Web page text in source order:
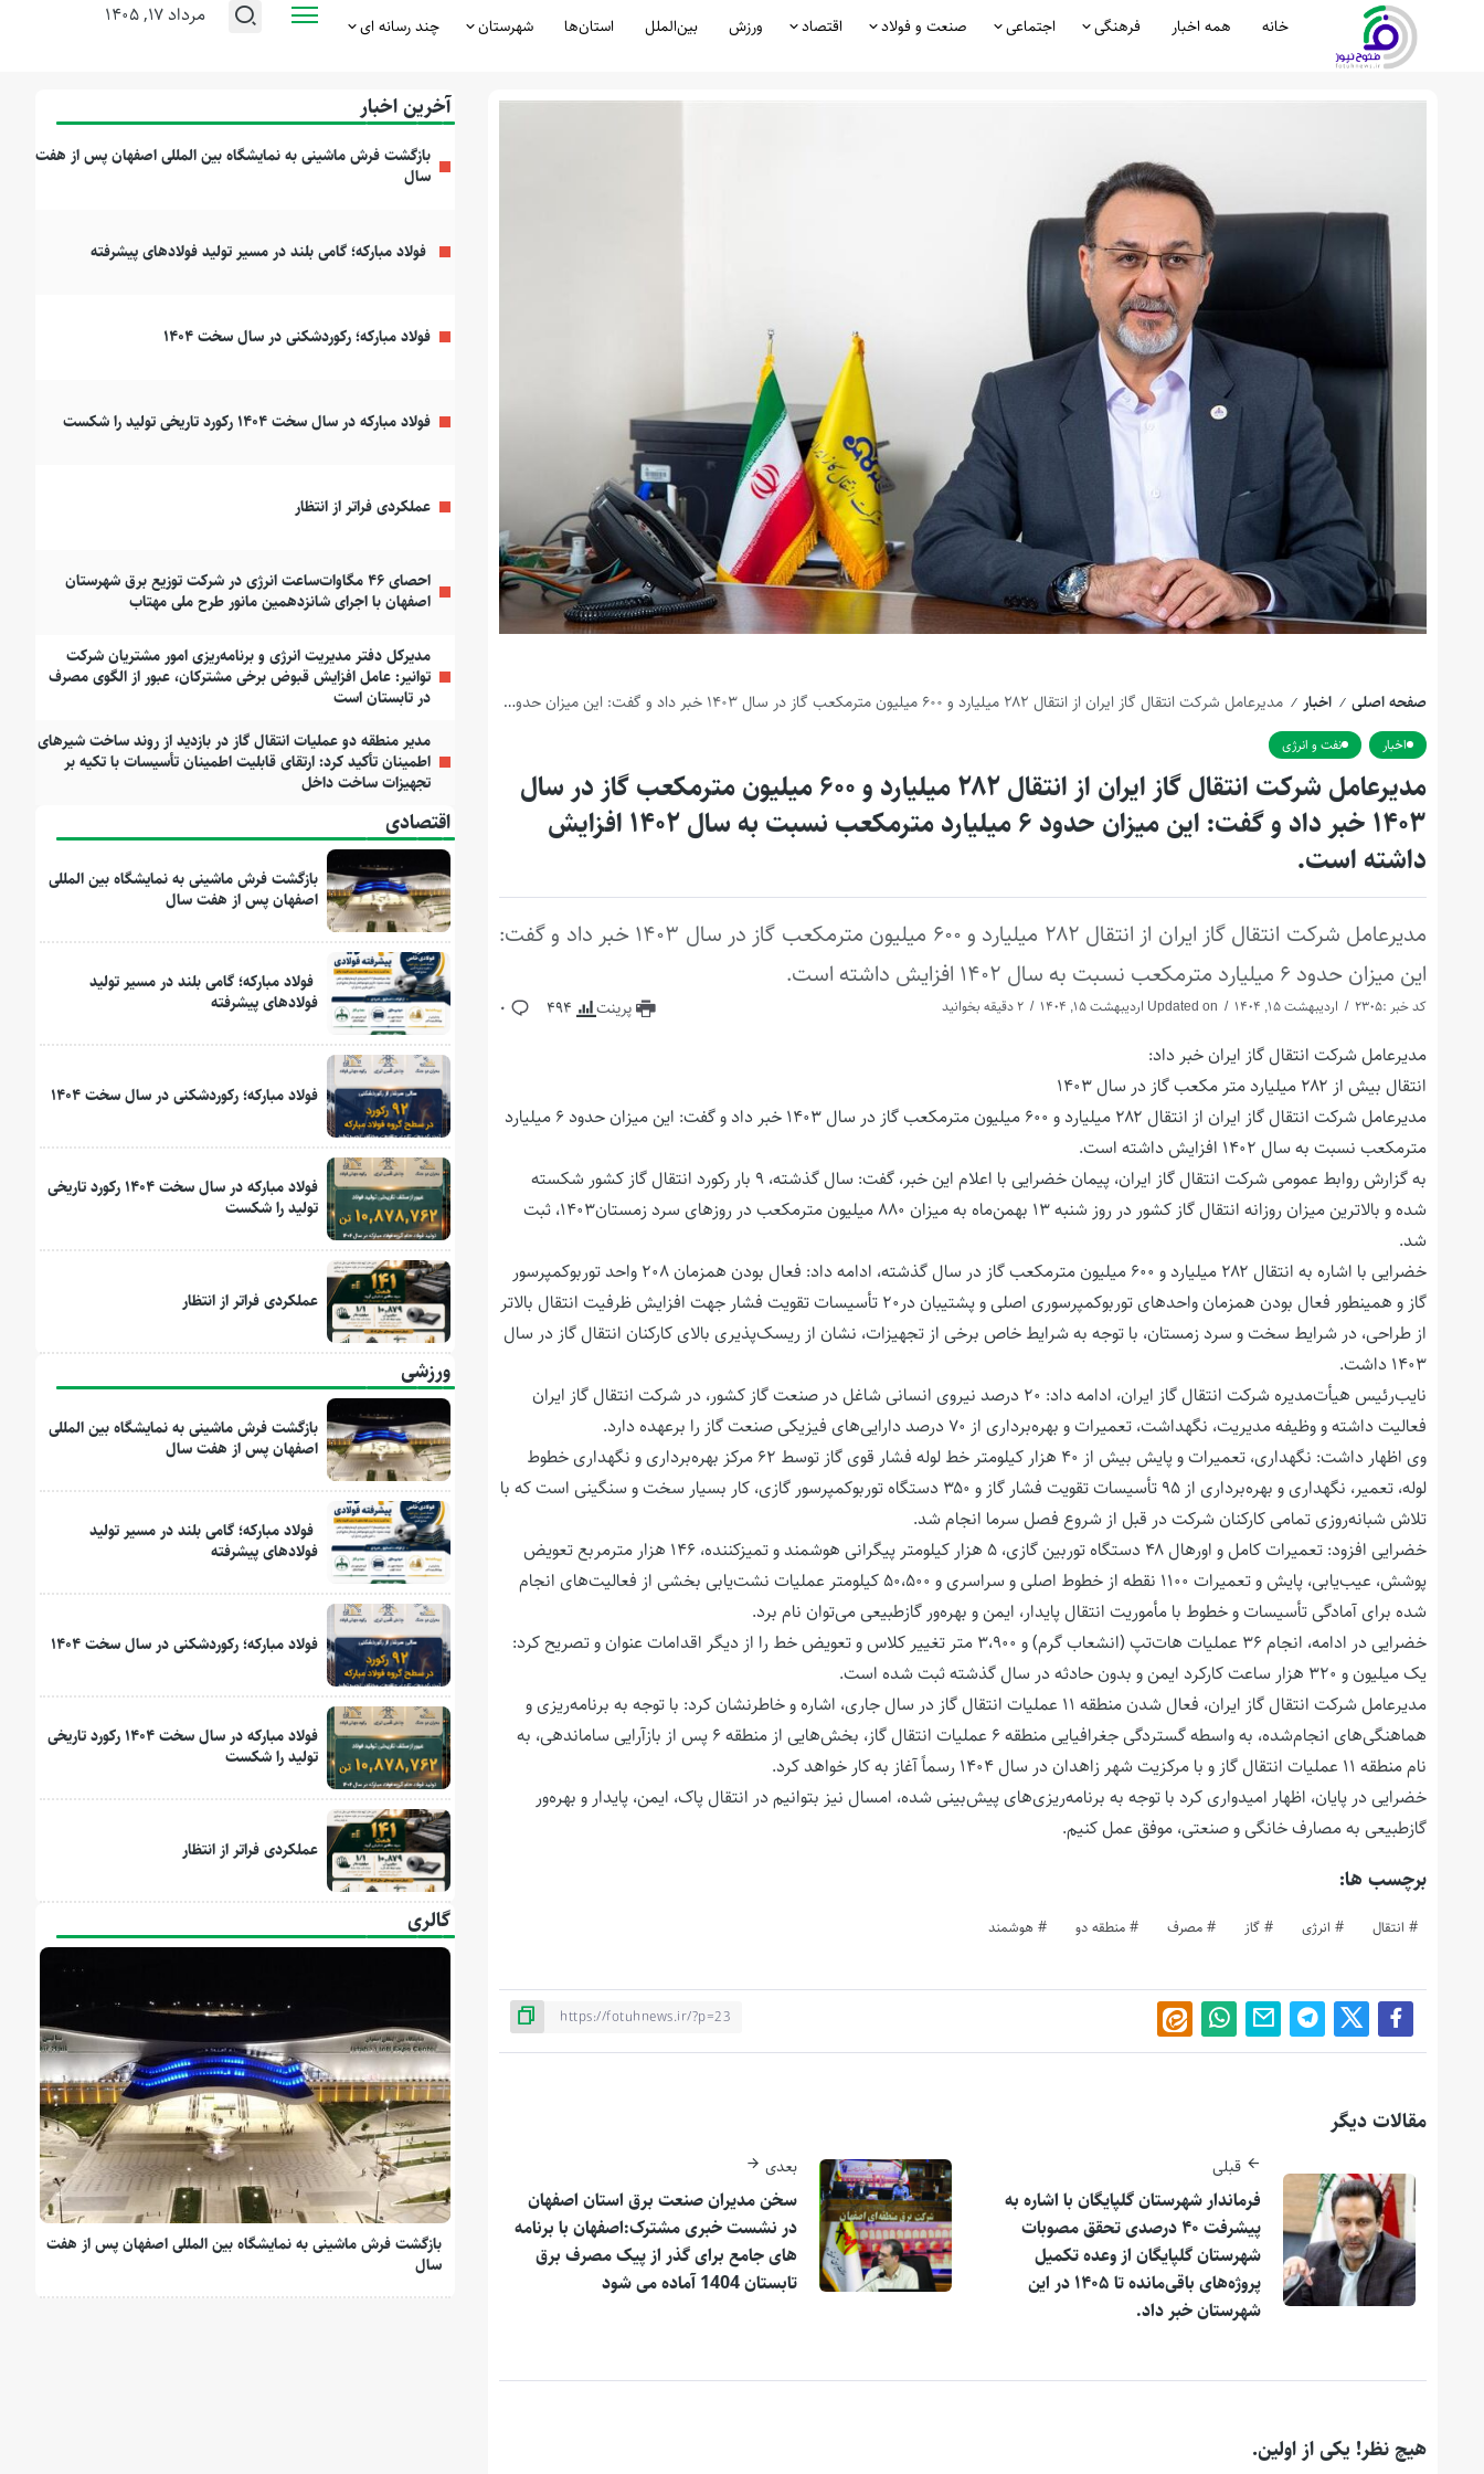
خانه همه اخبار فرهنگی اجتماعی صنعت و فولاد اقتصاد ورزش بین‌الملل استان‌ها شهرستان چند رسانه ای مرداد ۱۷, ۱۴۰۵
صفحه اصلی / اخبار / مدیرعامل شرکت انتقال گاز ایران از انتقال ۲۸۲ میلیارد و ۶۰۰ میلیون مترمکعب گاز در سال ۱۴۰۳ خبر داد و گفت: این میزان حدود ۶ میلیارد مترمکعب نسبت به سال ۱۴۰۲ افزایش داشته است.
اخبار نفت و انرژی
مدیرعامل شرکت انتقال گاز ایران از انتقال ۲۸۲ میلیارد و ۶۰۰ میلیون مترمکعب گاز در سال
۱۴۰۳ خبر داد و گفت: این میزان حدود ۶ میلیارد مترمکعب نسبت به سال ۱۴۰۲ افزایش
داشته است.
مدیرعامل شرکت انتقال گاز ایران از انتقال ۲۸۲ میلیارد و ۶۰۰ میلیون مترمکعب گاز در سال ۱۴۰۳ خبر داد و گفت:
این میزان حدود ۶ میلیارد مترمکعب نسبت به سال ۱۴۰۲ افزایش داشته است.
کد خبر :2305 اردیبهشت 15, 1404 پرینت 494
0
مدیرعامل شرکت انتقال گاز ایران خبر داد:
انتقال بیش از ۲۸۲ میلیارد متر مكعب گاز در سال ۱۴۰۳
مدیرعامل شرکت انتقال گاز ایران از انتقال ۲۸۲ میلیارد و ۶۰۰ میلیون مترمکعب گاز در سال ۱۴۰۳ خبر داد و گفت: این میزان حدود ۶ میلیارد
مترمکعب نسبت به سال ۱۴۰۲ افزایش داشته است.
به گزارش روابط عمومی شرکت انتقال گاز ایران، پیمان خضرایی با اعلام این خبر، گفت: سال گذشته، ۹ بار رکورد انتقال گاز کشور شکسته
شده و بالاترین میزان روزانه انتقال گاز کشور در روز شنبه ۱۳ بهمن‌ماه به میزان ۸۸۰ میلیون مترمکعب در روزهای سرد زمستان۱۴۰۳، ثبت
شد.
خضرایی با اشاره به انتقال ۲۸۲ میلیارد و ۶۰۰ میلیون مترمکعب گاز در سال گذشته، ادامه داد: فعال بودن همزمان ۲۰۸ واحد توربوکمپرسور
گاز و همینطور فعال بودن همزمان واحدهای توربوکمپرسوری اصلی و پشتیبان در۲۰ تأسیسات تقویت فشار جهت افزایش ظرفیت انتقال بالاتر
از طراحی، در شرایط سخت و سرد زمستان، با توجه به شرایط خاص برخی از تجهیزات، نشان از ریسک‌پذیری بالای کارکنان انتقال گاز در سال
۱۴۰۳ داشت.
نایب‌رئیس هیأت‌مدیره شرکت انتقال گاز ایران، ادامه داد: ۲۰ درصد نیروی انسانی شاغل در صنعت گاز کشور، در شرکت انتقال گاز ایران
فعالیت داشته و وظیفه مدیریت، نگهداشت، تعمیرات و بهره‌برداری از ۷۰ درصد دارایی‌های فیزیکی صنعت گاز را برعهده دارد.
وی اظهار داشت: نگهداری، تعمیرات و پایش بیش از ۴۰ هزار کیلومتر خط لوله فشار قوی گاز توسط ۶۲ مرکز بهره‌برداری و نگهداری خطوط
لوله، تعمیر، نگهداری و بهره‌برداری از ۹۵ تأسیسات تقویت فشار گاز و ۳۵۰ دستگاه توربوکمپرسور گازی، کار بسیار سخت و سنگینی است که با
تلاش شبانه‌روزی تمامی کارکنان شرکت در قبل از شروع فصل سرما انجام شد.
خضرایی افزود: تعمیرات کامل و اورهال ۴۸ دستگاه توربین گازی، ۵ هزار کیلومتر پیگرانی هوشمند و تمیزکننده، ۱۴۶ هزار مترمربع تعویض
پوشش، عیب‌یابی، پایش و تعمیرات ۱۱۰۰ نقطه از خطوط اصلی و سراسری و ۵۰،۵۰۰ کیلومتر عملیات نشت‌یابی بخشی از فعالیت‌های انجام
شده برای آمادگی تأسیسات و خطوط با مأموریت انتقال پایدار، ایمن و بهره‌ور گازطبیعی می‌توان نام برد.
خضرایی در ادامه، انجام ۳۶ عملیات هات‌تپ (انشعاب گرم) و ۳،۹۰۰ متر تغییر کلاس و تعویض خط را از دیگر اقدامات عنوان و تصریح کرد:
یک میلیون و ۳۲۰ هزار ساعت کارکرد ایمن و بدون حادثه در سال گذشته ثبت شده است.
مدیرعامل شرکت انتقال گاز ایران، فعال شدن منطقه ۱۱ عملیات انتقال گاز در سال جاری، اشاره و خاطرنشان کرد: با توجه به برنامه‌ریزی و
هماهنگی‌های انجام‌شده، به واسطه گستردگی جغرافیایی منطقه ۶ عملیات انتقال گاز، بخش‌هایی از منطقه ۶ پس از بازآرایی ساماندهی، به
نام منطقه ۱۱ عملیات انتقال گاز و با مرکزیت شهر زاهدان در سال ۱۴۰۴ رسماً آغاز به کار خواهد کرد.
خضرایی در پایان، اظهار امیدواری کرد با توجه به برنامه‌ریزی‌های پیش‌بینی شده، امسال نیز بتوانیم در انتقال پاک، ایمن، پایدار و بهره‌ور
گازطبیعی به مصارف خانگی و صنعتی، موفق عمل کنیم.
برچسب ها:
انتقال انرژی گاز مصرف منطقه دو هوشمند
مقالات دیگر
قبلی
فرماندار شهرستان گلپایگان با اشاره به
پیشرفت ۴۰ درصدی تحقق مصوبات
شهرستان گلپایگان از وعده تکمیل
پروژه‌های باقی‌مانده تا ۱۴۰۵ در این
شهرستان خبر داد.
بعدی
سخن مدیران صنعت برق استان اصفهان
در نشست خبری مشترک:اصفهان با برنامه
های جامع برای گذر از پیک مصرف برق
تابستان 1404 آماده می شود
هیچ نظر! یکی از اولین.
آخرین اخبار
بازگشت فرش ماشینی به نمایشگاه بین المللی اصفهان پس از هفت
سال
فولاد مبارکه؛ گامی بلند در مسیر تولید فولادهای پیشرفته
فولاد مبارکه؛ رکوردشکنی در سال سخت ۱۴۰۴
فولاد مبارکه در سال سخت ۱۴۰۴ رکورد تاریخی تولید را شکست
عملکردی فراتر از انتظار
احصای ۴۶ مگاوات‌ساعت انرژی در شرکت توزیع برق شهرستان
اصفهان با اجرای شانزدهمین مانور طرح ملی مهتاب
مدیرکل دفتر مدیریت انرژی و برنامه‌ریزی امور مشتریان شرکت
توانیر: عامل افزایش قبوض برخی مشترکان، عبور از الگوی مصرف
در تابستان است
مدیر منطقه دو عملیات انتقال گاز در بازدید از روند ساخت شیرهای
اطمینان تأکید کرد: ارتقای قابلیت اطمینان تأسیسات با تکیه بر
تجهیزات ساخت داخل
اقتصادی
بازگشت فرش ماشینی به نمایشگاه بین المللی
اصفهان پس از هفت سال
فولاد مبارکه؛ گامی بلند در مسیر تولید
فولادهای پیشرفته
فولاد مبارکه؛ رکوردشکنی در سال سخت ۱۴۰۴
فولاد مبارکه در سال سخت ۱۴۰۴ رکورد تاریخی
تولید را شکست
عملکردی فراتر از انتظار
ورزشی
بازگشت فرش ماشینی به نمایشگاه بین المللی
اصفهان پس از هفت سال
فولاد مبارکه؛ گامی بلند در مسیر تولید
فولادهای پیشرفته
فولاد مبارکه؛ رکوردشکنی در سال سخت ۱۴۰۴
فولاد مبارکه در سال سخت ۱۴۰۴ رکورد تاریخی
تولید را شکست
عملکردی فراتر از انتظار
گالری
بازگشت فرش ماشینی به نمایشگاه بین المللی اصفهان پس از هفت
سال